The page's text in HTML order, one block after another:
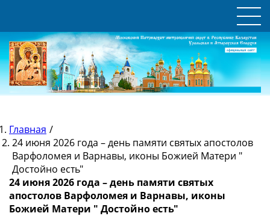
Главная /
24 июня 2026 года – день памяти святых апостолов
Варфоломея и Варнавы, иконы Божией Матери "
Достойно есть"
24 июня 2026 года – день памяти святых
апостолов Варфоломея и Варнавы, иконы
Божией Матери " Достойно есть"